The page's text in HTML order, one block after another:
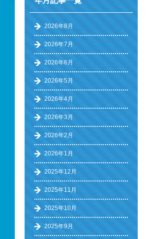
2026年8月
2026年7月
2026年6月
2026年5月
2026年4月
2026年3月
2026年2月
2026年1月
2025年12月
2025年11月
2025年10月
2025年9月